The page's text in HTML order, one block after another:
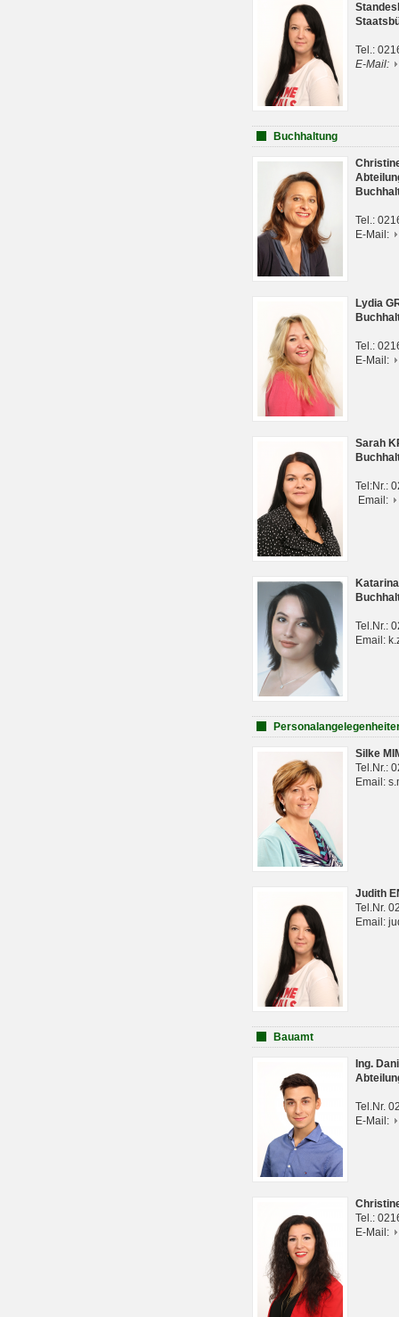
Tel.:
E-Mail:
Buchhaltung
Tel.:
E-Mail:
Lydia
Tel.:
E-Mail:
Sarah
Tel:Nr.:
Email:
Tel.Nr.:
Email:
Silke
Tel.Nr.:
Email:
Judith
Tel.Nr.
Email:
Bauamt
Ing.
Tel.Nr.
E-Mail:
Tel.:
E-Mail: